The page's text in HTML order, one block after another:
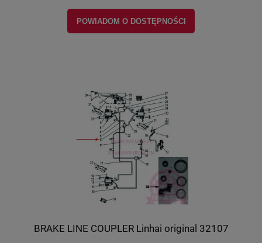
POWIADOM O DOSTĘPNOŚCI
BRAKE LINE COUPLER Linhai original 32107